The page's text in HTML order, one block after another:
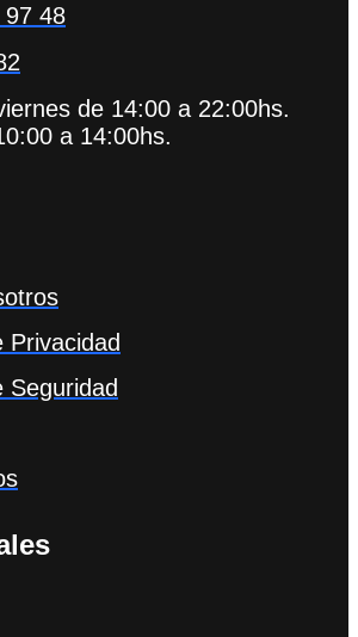
97 48
de 14:00 a 22:00hs.
a 14:00hs.
Privacidad
Seguridad